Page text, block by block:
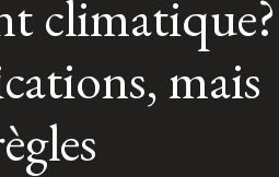
climatique?
mais